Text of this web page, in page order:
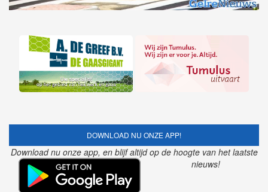
DOWNLOAD NU ONZE APP!
Download nu onze app, en blijf altijd op de hoogte van het laatste
nieuws!